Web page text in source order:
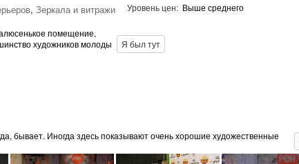
, Зеркала и витражи
Уровень цен: Выше среднего
помещение,
художников молоды
Я был тут
бывает. Иногда здесь показывают очень хорошие художественные